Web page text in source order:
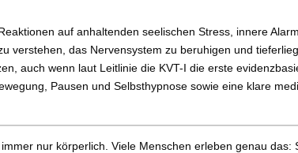
auf anhaltenden seelischen Stress, innere
das Nervensystem zu beruhigen und
auch wenn laut Leitlinie die KVT-I die erste
Pausen und Selbsthypnose sowie eine klare
nur körperlich. Viele Menschen erleben genau das: